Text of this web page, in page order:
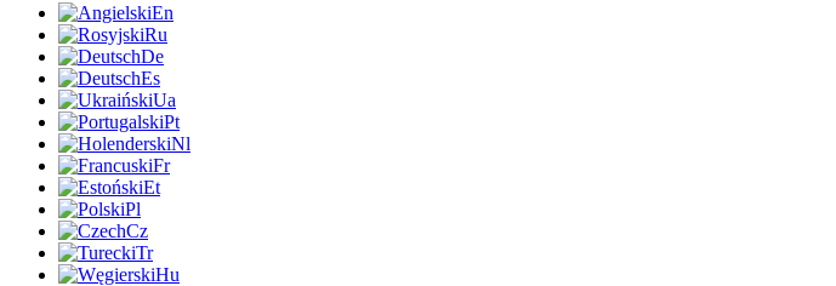
En
Ru
De
Es
Ua
Pt
Nl
Fr
Et
Pl
Cz
Tr
Hu